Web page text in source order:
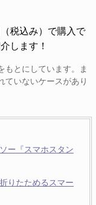
税込み）で購入で
します！
とにしています。ま
ていないケースがあり
ー『スマホスタン
りたためるスマー